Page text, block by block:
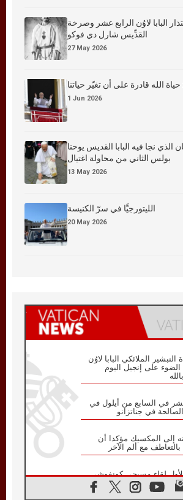
البابا لاوُن الرابع عشر وصرخة
القدِّيس شارل دي فوكو
27 May 2026
حياة الله قادرة على أن تغيّر حياتنا
1 Jun 2026
الذي نجا فيه البابا القديس يوحنا
بولس الثاني من محاولة اغتيال
13 May 2026
الليتورجيَّا في سرّ الكنيسة
20 May 2026
الملائكي البابا لاوُن
على إنجيل اليوم
عشر في السابع من أيلول في
في جناتزانو
إلى المكسيك مؤكدا أن
مع ألم الآخر
لقاء مسيحي كونفوشي
للحوار بين الأديان